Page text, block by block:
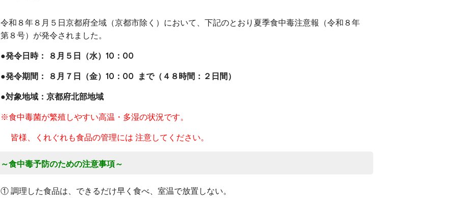
令和８年８月５日京都府全域（京都市除く）において、下記のとおり夏季食中毒注意報（令和８年
第８号）が発令されました。
●発令日時： ８月５日（水）10：00
●発令期間： ８月７日（金）10：00 まで（４８時間：２ 日間）
●対象地域：京都府北部地域
※食中毒菌が繁殖しやすい高温・多湿の状況です。
皆様、くれぐれも食品の管理には 注意してください。
～食中毒予防のための注意事項～
① 調理した食品は、できるだけ早く食べ、室温で放置しない。